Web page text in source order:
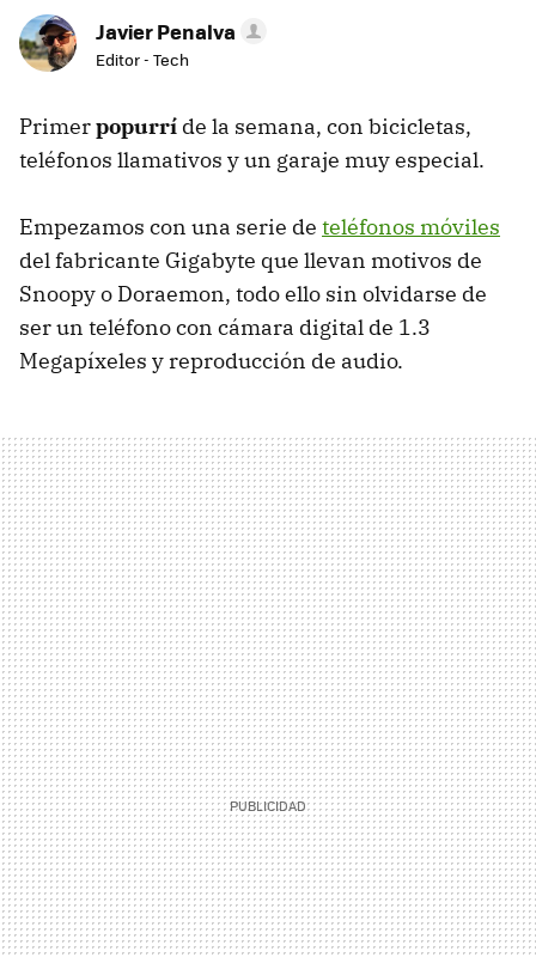
Javier Penalva
Editor - Tech
Primerpopurrí de la semana, con bicicletas,
teléfonos llamativos y un garaje muy especial.
Empezamos con una serie de teléfonos móviles
del fabricante Gigabyte que llevan motivos de
Snoopy o Doraemon, todo ello sin olvidarse de
ser un teléfono con cámara digital de 1.3
Megapíxeles y reproducción de audio.